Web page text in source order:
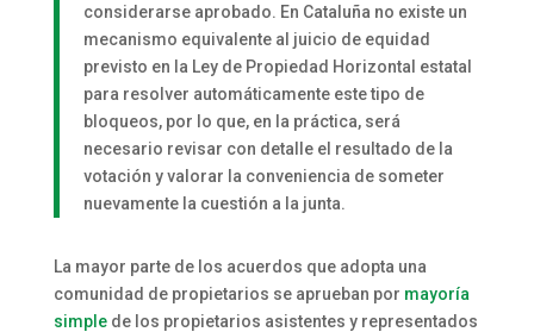
considerarse aprobado. En Cataluña no existe un
mecanismo equivalente al juicio de equidad
previsto en la Ley de Propiedad Horizontal estatal
para resolver automáticamente este tipo de
bloqueos, por lo que, en la práctica, será
necesario revisar con detalle el resultado de la
votación y valorar la conveniencia de someter
nuevamente la cuestión a la junta.
La mayor parte de los acuerdos que adopta una
comunidad de propietarios se aprueban por mayoría
simplede los propietarios asistentes y representados